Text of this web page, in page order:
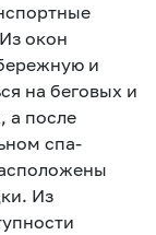
окон
и
на беговых и
а после
спа-
Из